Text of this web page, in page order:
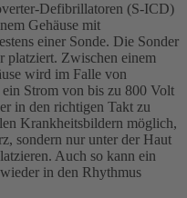
Defibrillatoren (S-ICD)
Gehäuse mit
einer Sonde. Die Sonder
platziert. Zwischen einem
wird im Falle von
Strom von bis zu 800 Volt
in den richtigen Takt zu
Krankheitsbildern möglich,
sondern nur unter der Haut
Auch so kann ein
in den Rhythmus